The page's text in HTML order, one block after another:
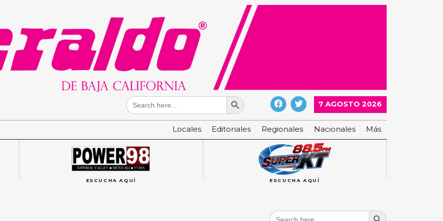
Search
for:
Search Button
7 AGOSTO 2026
Locales Editoriales Regionales Nacionales Más
ESCUCHA AQUÍ ESCUCHA AQUÍ
Search
Search Button